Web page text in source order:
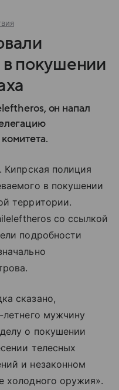
покушении
он напал
полиция
в покушении
территории.
со ссылкой
подробности
сказано,
летнего мужчину
о покушении
телесных
и незаконном
холодного оружия».